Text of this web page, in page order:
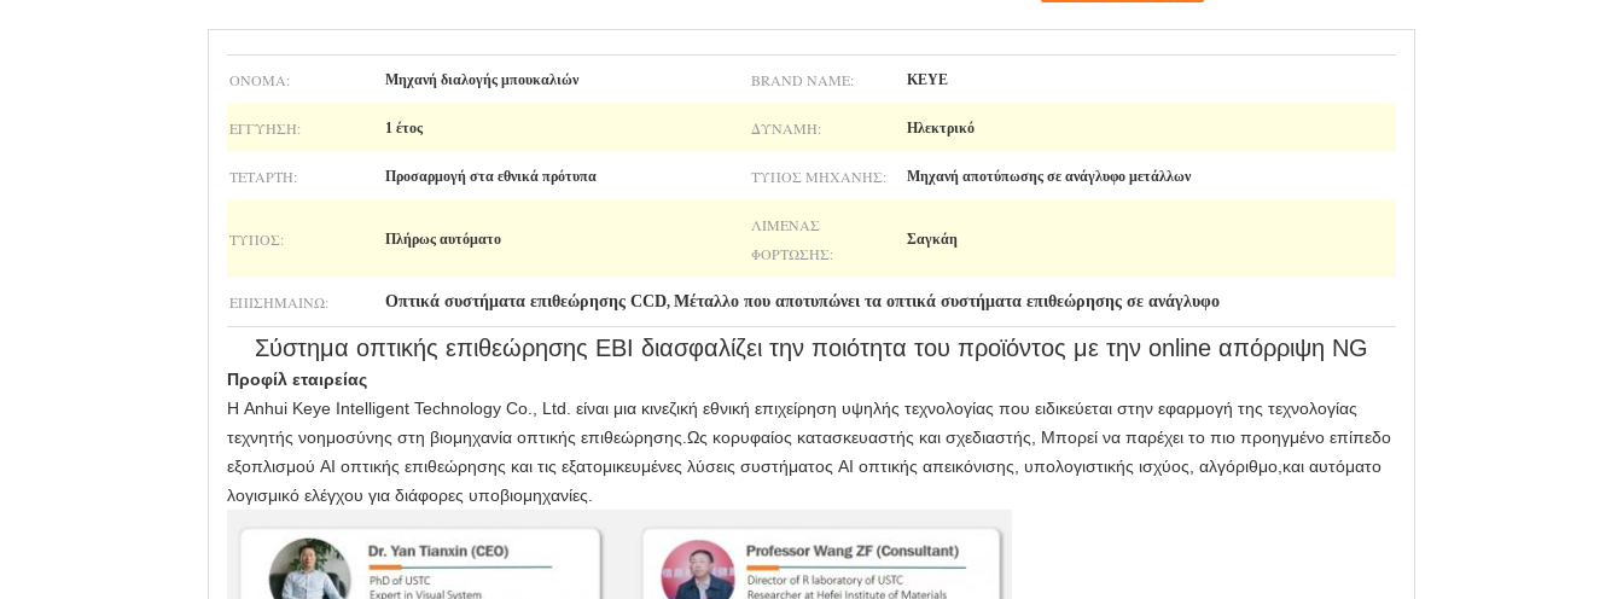
ΟΝΟΜΑ: Μηχανή διαλογής μπουκαλιών BRAND NAME: KEYE
ΕΓΓΎΗΣΗ: 1 έτος ΔΎΝΑΜΗ: Ηλεκτρικό
ΤΕΤΆΡΤΗ: Προσαρμογή στα εθνικά πρότυπα ΤΎΠΟΣ ΜΗΧΑΝΉΣ: Μηχανή αποτύπωσης σε ανάγλυφο μετάλλων
ΤΎΠΟΣ: Πλήρως αυτόματο
ΛΙΜΈΝΑΣ
ΦΌΡΤΩΣΗΣ:
Σαγκάη
ΕΠΙΣΗΜΑΊΝΩ: Οπτικά συστήματα επιθεώρησης CCD, Μέταλλο που αποτυπώνει τα οπτικά συστήματα επιθεώρησης σε ανάγλυφο
Σύστημα οπτικής επιθεώρησης EBI διασφαλίζει την ποιότητα του προϊόντος με την online απόρριψη NG
Προφίλ εταιρείας
Η Anhui Keye Intelligent Technology Co., Ltd. είναι μια κινεζική εθνική επιχείρηση υψηλής τεχνολογίας που ειδικεύεται στην εφαρμογή της τεχνολογίας
τεχνητής νοημοσύνης στη βιομηχανία οπτικής επιθεώρησης.Ως κορυφαίος κατασκευαστής και σχεδιαστής, Μπορεί να παρέχει το πιο προηγμένο επίπεδο
εξοπλισμού AI οπτικής επιθεώρησης και τις εξατομικευμένες λύσεις συστήματος AI οπτικής απεικόνισης, υπολογιστικής ισχύος, αλγόριθμο,και αυτόματο
λογισμικό ελέγχου για διάφορες υποβιομηχανίες.